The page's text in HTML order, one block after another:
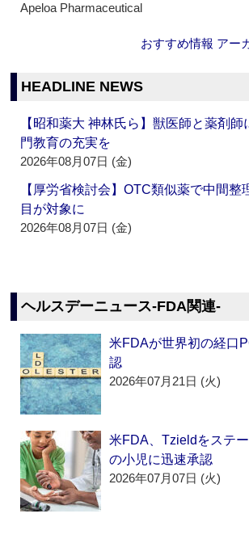
Apeloa Pharmaceutical
おすすめ情報 アー
HEADLINE NEWS
【昭和薬大 神林氏ら】獣医師と薬剤師
門教育の充実を
2026年08月07日 (金)
【厚労省検討会】OTC類似薬で中間整
目が対象に
2026年08月07日 (金)
ヘルスデーニュース‐FDA関連‐
米FDAが世界初の経口
認
2026年07月21日 (火)
米FDA、Tzieldをステ
の小児に迅速承認
2026年07月07日 (火)